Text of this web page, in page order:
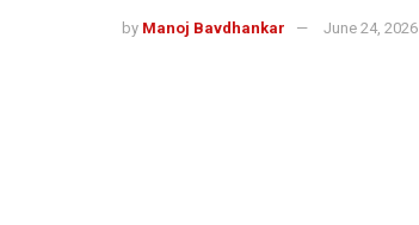
by Manoj Bavdhankar June 24, 2026